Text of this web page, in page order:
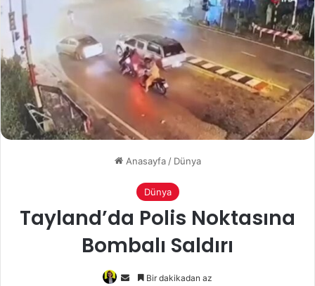
Anasayfa / Dünya
Dünya
Tayland’da Polis Noktasına
Bombalı Saldırı
Bir
Bir dakikadan az